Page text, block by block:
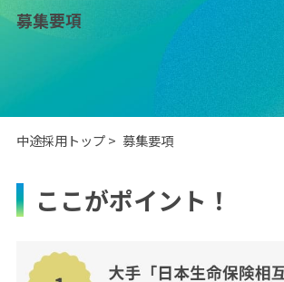
募集要項
中途採用トップ 募集要項
ここがポイント！